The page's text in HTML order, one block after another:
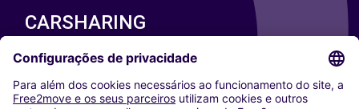
CARSHARING
NOSSAS CIDADES
Washington DC
Milan